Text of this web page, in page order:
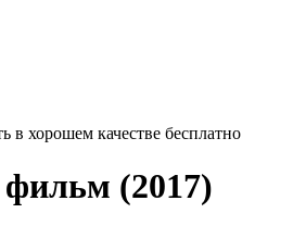
в хорошем качестве бесплатно
фильм (2017)